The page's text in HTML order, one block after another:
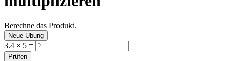
Berechne das Produkt.
Neue Übung
3.4 × 5 =
Prüfen